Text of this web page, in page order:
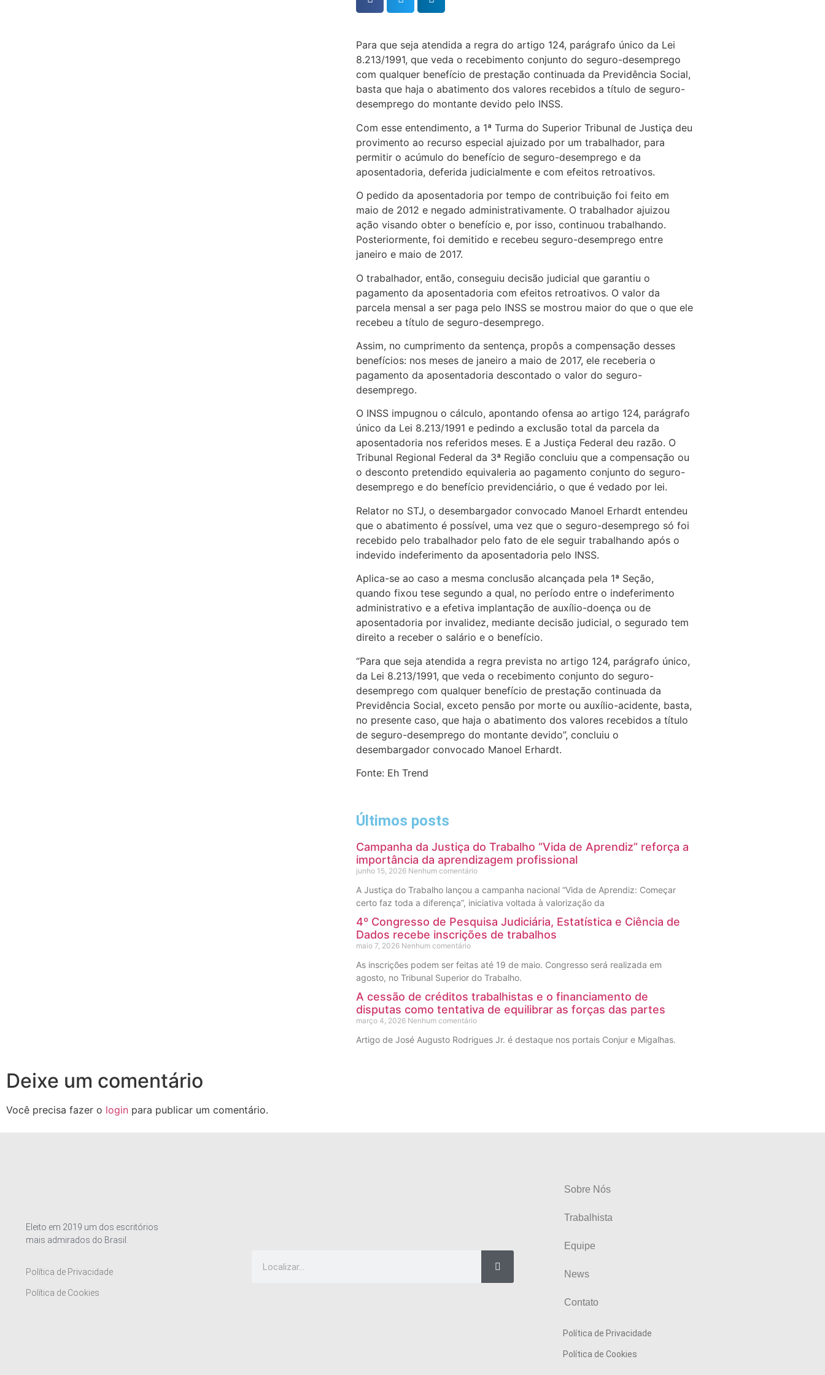
Para que seja atendida a regra do artigo 124, parágrafo único da Lei
8.213/1991, que veda o recebimento conjunto do seguro-desemprego
com qualquer benefício de prestação continuada da Previdência Social,
basta que haja o abatimento dos valores recebidos a título de seguro-
desemprego do montante devido pelo INSS.
Com esse entendimento, a 1ª Turma do Superior Tribunal de Justiça deu
provimento ao recurso especial ajuizado por um trabalhador, para
permitir o acúmulo do benefício de seguro-desemprego e da
aposentadoria, deferida judicialmente e com efeitos retroativos.
O pedido da aposentadoria por tempo de contribuição foi feito em
maio de 2012 e negado administrativamente. O trabalhador ajuizou
ação visando obter o benefício e, por isso, continuou trabalhando.
Posteriormente, foi demitido e recebeu seguro-desemprego entre
janeiro e maio de 2017.
O trabalhador, então, conseguiu decisão judicial que garantiu o
pagamento da aposentadoria com efeitos retroativos. O valor da
parcela mensal a ser paga pelo INSS se mostrou maior do que o que ele
recebeu a título de seguro-desemprego.
Assim, no cumprimento da sentença, propôs a compensação desses
benefícios: nos meses de janeiro a maio de 2017, ele receberia o
pagamento da aposentadoria descontado o valor do seguro-
desemprego.
O INSS impugnou o cálculo, apontando ofensa ao artigo 124, parágrafo
único da Lei 8.213/1991 e pedindo a exclusão total da parcela da
aposentadoria nos referidos meses. E a Justiça Federal deu razão. O
Tribunal Regional Federal da 3ª Região concluiu que a compensação ou
o desconto pretendido equivaleria ao pagamento conjunto do seguro-
desemprego e do benefício previdenciário, o que é vedado por lei.
Relator no STJ, o desembargador convocado Manoel Erhardt entendeu
que o abatimento é possível, uma vez que o seguro-desemprego só foi
recebido pelo trabalhador pelo fato de ele seguir trabalhando após o
indevido indeferimento da aposentadoria pelo INSS.
Aplica-se ao caso a mesma conclusão alcançada pela 1ª Seção,
quando fixou tese segundo a qual, no período entre o indeferimento
administrativo e a efetiva implantação de auxílio-doença ou de
aposentadoria por invalidez, mediante decisão judicial, o segurado tem
direito a receber o salário e o benefício.
“Para que seja atendida a regra prevista no artigo 124, parágrafo único,
da Lei 8.213/1991, que veda o recebimento conjunto do seguro-
desemprego com qualquer benefício de prestação continuada da
Previdência Social, exceto pensão por morte ou auxílio-acidente, basta,
no presente caso, que haja o abatimento dos valores recebidos a título
de seguro-desemprego do montante devido”, concluiu o
desembargador convocado Manoel Erhardt.
Fonte: Eh Trend
Últimos posts
Campanha da Justiça do Trabalho “Vida de Aprendiz” reforça a
importância da aprendizagem profissional
junho 15, 2026 Nenhum comentário
A Justiça do Trabalho lançou a campanha nacional “Vida de Aprendiz: Começar
certo faz toda a diferença”, iniciativa voltada à valorização da
4º Congresso de Pesquisa Judiciária, Estatística e Ciência de
Dados recebe inscrições de trabalhos
maio 7, 2026 Nenhum comentário
As inscrições podem ser feitas até 19 de maio. Congresso será realizada em
agosto, no Tribunal Superior do Trabalho.
A cessão de créditos trabalhistas e o financiamento de
disputas como tentativa de equilibrar as forças das partes
março 4, 2026 Nenhum comentário
Artigo de José Augusto Rodrigues Jr. é destaque nos portais Conjur e Migalhas.
Deixe um comentário
Você precisa fazer o login para publicar um comentário.
Eleito em 2019 um dos escritórios
mais admirados do Brasil.
Política de Privacidade
Política de Cookies
Sobre Nós
Trabalhista
Equipe
News
Contato
Política de Privacidade
Política de Cookies